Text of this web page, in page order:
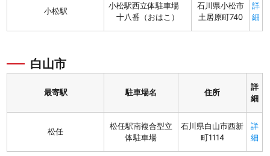
小松駅
小松駅西立体駐車場
十八番（おはこ）
石川県小松市
土居原町740
詳
細
白山市
最寄駅 駐車場名 住所
詳
細
松任
松任駅南複合型立
体駐車場
石川県白山市西新
町1114
詳
細